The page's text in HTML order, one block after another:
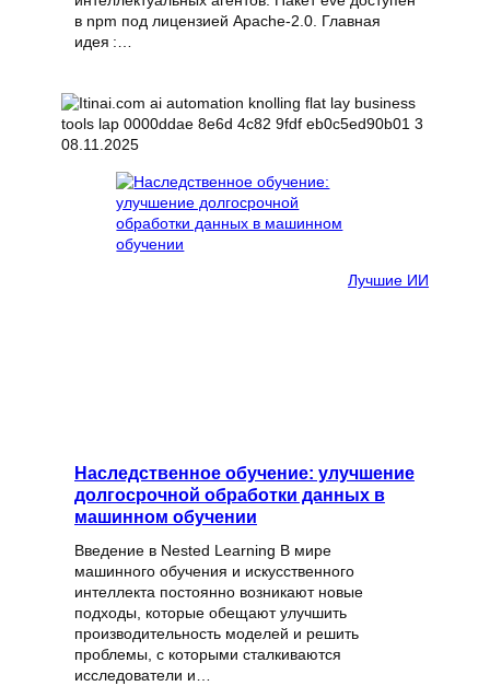
в npm под лицензией Apache‑2.0. Главная
идея :…
08.11.2025
Лучшие ИИ
Наследственное обучение: улучшение
долгосрочной обработки данных в
машинном обучении
Введение в Nested Learning В мире
машинного обучения и искусственного
интеллекта постоянно возникают новые
подходы, которые обещают улучшить
производительность моделей и решить
проблемы, с которыми сталкиваются
исследователи и…